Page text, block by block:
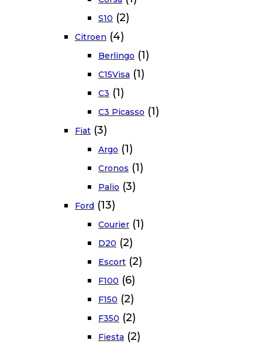
S10 (2)
Citroen (4)
Berlingo (1)
C15Visa (1)
C3 (1)
C3 Picasso (1)
Fiat (3)
Argo (1)
Cronos (1)
Palio (3)
Ford (13)
Courier (1)
D20 (2)
Escort (2)
F100 (6)
F150 (2)
F350 (2)
Fiesta (2)